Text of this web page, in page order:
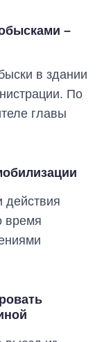
–
в здании
По
главы
действия
время